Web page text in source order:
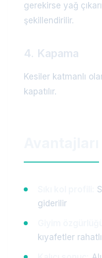
gerekirse yağ
şekillendirilir.
4. Kapama
Kesiler katmanlı
kapatılır.
giderilir
kıyafetler